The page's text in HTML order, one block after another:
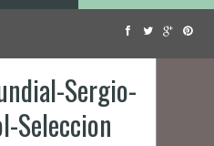
Sergio-
Seleccion